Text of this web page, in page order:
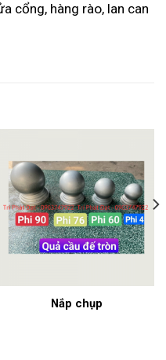
cổng, hàng rào, lan can
Nắp chụp